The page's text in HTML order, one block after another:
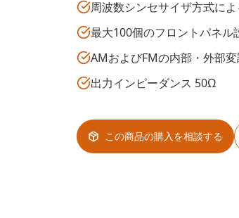
周波数シンセサイザ方式に
最大100個のフロントパネル
AMおよびFMの内部・外部
出力インピーダンス 50Ω
この商品の購入を相談する